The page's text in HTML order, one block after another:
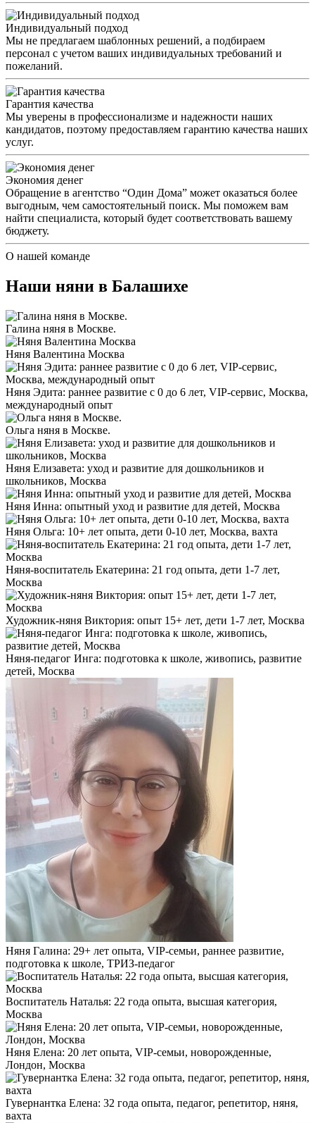
Индивидуальный подход
Мы не предлагаем шаблонных решений, а подбираем
персонал с учетом ваших индивидуальных требований и
пожеланий.
Гарантия качества
Мы уверены в профессионализме и надежности наших
кандидатов, поэтому предоставляем гарантию качества наших
услуг.
Экономия денег
Обращение в агентство “Один Дома” может оказаться более
выгодным, чем самостоятельный поиск. Мы поможем вам
найти специалиста, который будет соответствовать вашему
бюджету.
О нашей команде
Наши няни в Балашихе
Галина няня в Москве.
Няня Валентина Москва
Няня Эдита: раннее развитие с 0 до 6 лет, VIP-сервис, Москва,
международный опыт
Ольга няня в Москве.
Няня Елизавета: уход и развитие для дошкольников и
школьников, Москва
Няня Инна: опытный уход и развитие для детей, Москва
Няня Ольга: 10+ лет опыта, дети 0-10 лет, Москва, вахта
Няня-воспитатель Екатерина: 21 год опыта, дети 1-7 лет,
Москва
Художник-няня Виктория: опыт 15+ лет, дети 1-7 лет, Москва
Няня-педагог Инга: подготовка к школе, живопись, развитие
детей, Москва
Няня Галина: 29+ лет опыта, VIP-семьи, раннее развитие,
подготовка к школе, ТРИЗ-педагог
Воспитатель Наталья: 22 года опыта, высшая категория,
Москва
Няня Елена: 20 лет опыта, VIP-семьи, новорожденные,
Лондон, Москва
Гувернантка Елена: 32 года опыта, педагог, репетитор, няня,
вахта